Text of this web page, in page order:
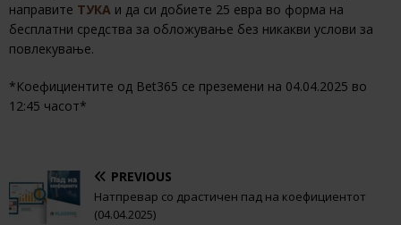
направите ТУКА и да си добиете 25 евра во форма на
бесплатни средства за обложување без никакви услови за
повлекување.
*Коефициентите од Bet365 се преземени на 04.04.2025 во
12:45 часот*
PREVIOUS
Натпревар со драстичен пад на коефициентот
(04.04.2025)